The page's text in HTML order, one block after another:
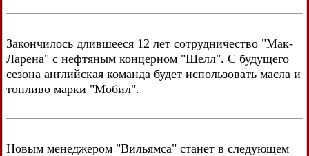
Закончилось длившееся 12 лет сотрудничество "Мак-
Ларена" с нефтяным концерном "Шелл". С будущего
сезона английская команда будет использовать масла и
топливо марки "Мобил".
Новым менеджером "Вильямса" станет в следующем